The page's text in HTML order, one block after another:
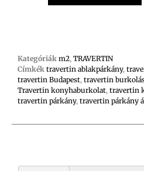
Kategóriák m2, TRAVERTIN
Címkék travertin ablakpárkány,
travertin Budapest, travertin
Travertin konyhaburkolat, travertin
travertin párkány, travertin párkány